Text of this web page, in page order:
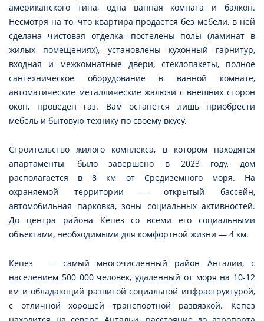
американского типа, одна ванная комната и балкон.
Несмотря на то, что квартира продается без мебели, в ней
сделана чистовая отделка, постелены полы (ламинат в
жилых помещениях), установлены кухонный гарнитур,
входная и межкомнатные двери, стеклопакеты, полное
сантехническое оборудование в ванной комнате,
автоматические металлические жалюзи с внешних сторон
окон, проведен газ. Вам останется лишь приобрести
мебель и бытовую технику по своему вкусу.
Строительство жилого комплекса, в котором находятся
апартаменты, было завершено в 2023 году, дом
располагается в 8 км от Средиземного моря. На
охраняемой территории — открытый бассейн,
автомобильная парковка, зоны социальных активностей.
До центра района Кепез со всеми его социальными
объектами, необходимыми для комфортной жизни — 4 км.
Кепез — самый многочисленный район Анталии, с
населением 500 000 человек, удаленный от моря на 10-12
км и обладающий развитой социальной инфраструктурой,
с отличной хорошей транспортной развязкой. Кепез